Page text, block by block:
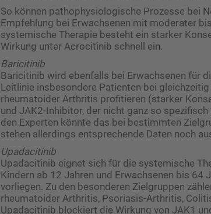
So können pathophysiologische Prozesse bei
Empfehlung bei Erwachsenen mit moderater
systemische ­Therapie besteht ein starker
Wirkung unter Acrocitinib schnell ein.
Baricitinib
Baricitinib wird ebenfalls bei Erwachsenen für
Leitlinie insbesondere Patienten bei
rheumatoider Arthritis profitieren (starker
und JAK2-Inhibitor, der nicht ganz so
den Experten könnte das bei bestimmten
­stehen allerdings entsprechende Daten noch
Upadacitinib
Upadacitinib eignet sich für die systemische
Kindern ab 12 Jahren und Erwachsenen bis 64
vorliegen. Zu den besonderen Zielgruppen
rheumatoider Arthritis, Psoriasis-Arthritis,
Upadacitinib blockiert die Wirkung von JAK1